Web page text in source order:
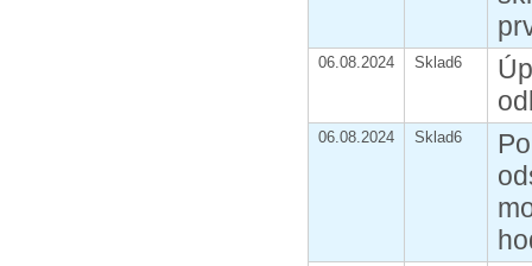
06.08.2024 Sklad6
06.08.2024 Sklad6